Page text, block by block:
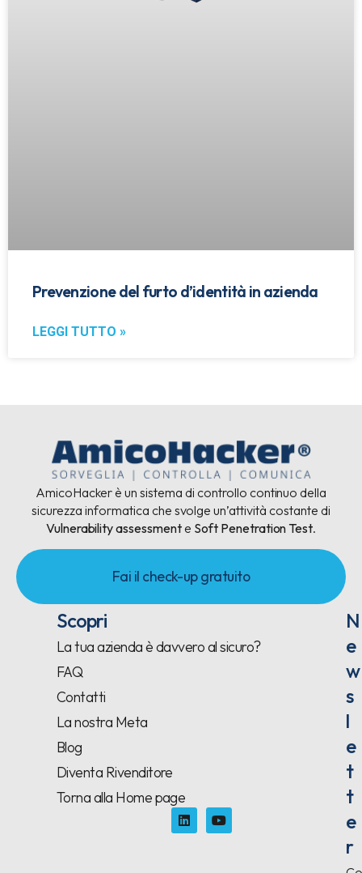
Prevenzione del furto d’identità in azienda
LEGGI TUTTO »
AmicoHacker è un sistema di controllo continuo della
sicurezza informatica che svolge un’attività costante di
Vulnerability assessmente Soft Penetration Test.
Fai il check-up gratuito
Scopri
La tua azienda è davvero al sicuro?
FAQ
Contatti
La nostra Meta
Blog
Diventa Rivenditore
Torna alla Home page
N
e
w
s
l
e
t
t
e
r